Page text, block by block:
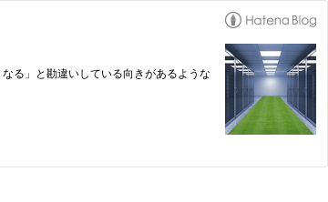
る」と勘違いしている向きがあるような